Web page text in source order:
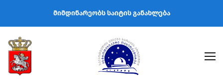
მიმდინარეობს საიტის განახლება